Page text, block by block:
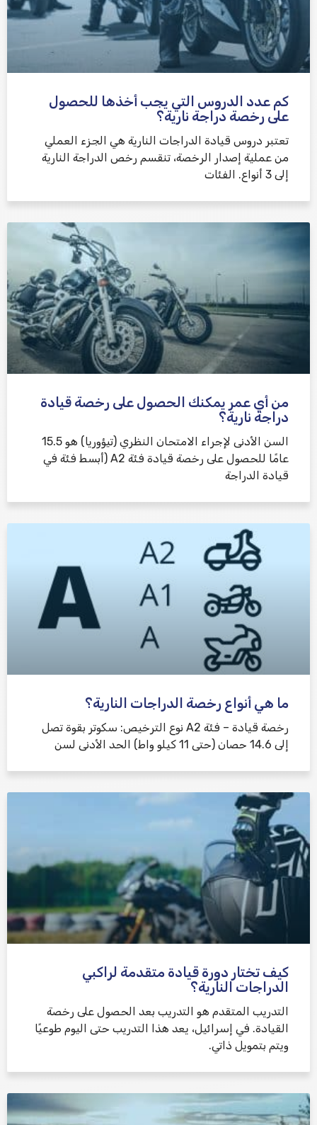
كم عدد الدروس التي يجب أخذها للحصول
على رخصة دراجة نارية؟
تعتبر دروس قيادة الدراجات النارية هي الجزء العملي
من عملية إصدار الرخصة، تنقسم رخص الدراجة النارية
إلى 3 أنواع. الفئات
من أي عمر يمكنك الحصول على رخصة قيادة
دراجة نارية؟
السن الأدنى لإجراء الامتحان النظري (تيؤوريا) هو 15.5
عامًا للحصول على رخصة قيادة فئة A2 (أبسط فئة في
قيادة الدراجة
ما هي أنواع رخصة الدراجات النارية؟
رخصة قيادة – فئة A2 نوع الترخيص: سكوتر بقوة تصل
إلى 14.6 حصان (حتى 11 كيلو واط) الحد الأدنى لسن
كيف تختار دورة قيادة متقدمة لراكبي
الدراجات النارية؟
التدريب المتقدم هو التدريب بعد الحصول على رخصة
القيادة. في إسرائيل، يعد هذا التدريب حتى اليوم طوعيًا
ويتم بتمويل ذاتي.